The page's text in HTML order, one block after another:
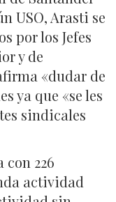
USO, Arasti se
por los Jefes
y de
«dudar de
ya que «se les
sindicales
con 226
actividad